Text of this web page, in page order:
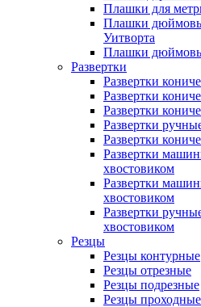
Плашки для
Плашки
Уитворта
Плашки
Развертки
Развертки
Развертки
Развертки
Развертки
Развертки
Развертки
хвостовиком
Развертки
хвостовиком
Развертки
хвостовиком
Резцы
Резцы контурные
Резцы отрезные
Резцы подрезные
Резцы проходные